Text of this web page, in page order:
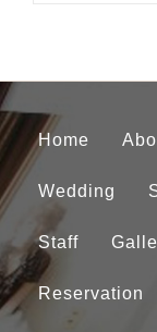
Home
Wedding
Staff
Reservation